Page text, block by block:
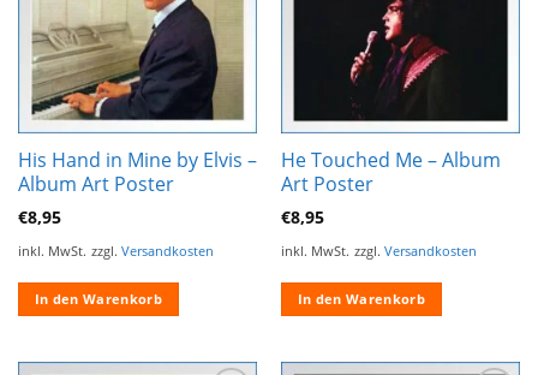
His Hand in Mine by Elvis –
Album Art Poster
€8,95
inkl. MwSt. zzgl. Versandkosten
In den Warenkorb
He Touched Me – Album
Art Poster
€8,95
inkl. MwSt. zzgl. Versandkosten
In den Warenkorb